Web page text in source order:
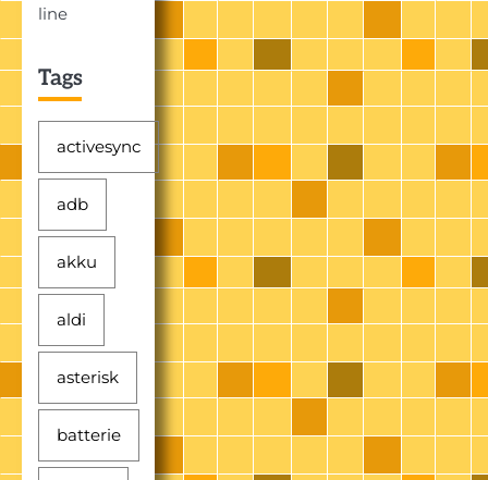
line
Tags
activesync
adb
akku
aldi
asterisk
batterie